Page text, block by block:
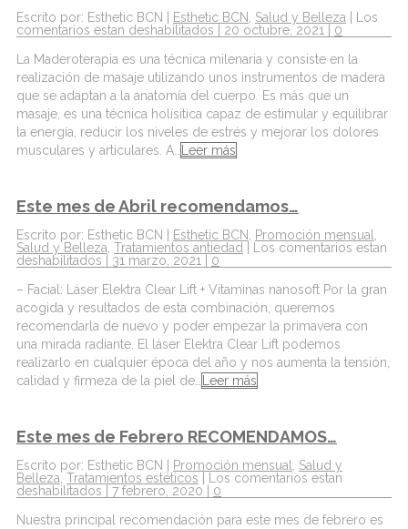
Escrito por: Esthetic BCN | Esthetic BCN Salud y Belleza
Los
comentarios estan deshabilitados | 20 octubre, 2021 | 0
La Maderoterapia es una técnica milenaria y consiste en la
realización de masaje utilizando unos instrumentos de madera
que se adaptan a la anatomía del cuerpo. Es más que un
masaje, es una técnica holísitica capaz de estimular y equilibrar
la energía, reducir los niveles de estrés y mejorar los dolores
musculares y articulares. A…
Leer más
Este mes de Abril recomendamos…
Escrito por: Esthetic BCN | Esthetic BCN Promoción mensual
Salud y Belleza Tratamientos antiedad
Los comentarios estan
deshabilitados | 31 marzo, 2021 | 0
– Facial: Láser Elektra Clear Lift + Vitaminas nanosoft Por la gran
acogida y resultados de esta combinación, queremos
recomendarla de nuevo y poder empezar la primavera con
una mirada radiante. El láser Elektra Clear Lift podemos
realizarlo en cualquier época del año y nos aumenta la tensión,
calidad y firmeza de la piel de…
Leer más
Este mes de Febrero RECOMENDAMOS…
Escrito por: Esthetic BCN | Promoción mensual
Salud y
Belleza Tratamientos estéticos
Los comentarios estan
deshabilitados | 7 febrero, 2020 | 0
Nuestra principal recomendación para este mes de febrero es